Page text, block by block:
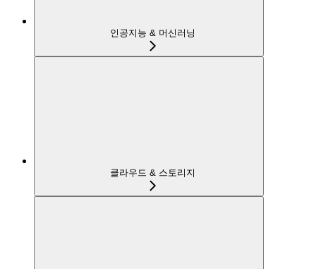
인공지능 & 머신러닝
클라우드 & 스토리지